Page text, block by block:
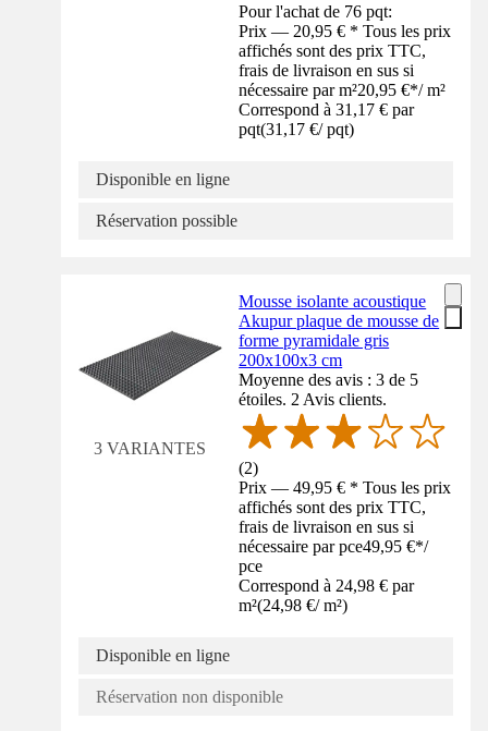
Pour l'achat de 76 pqt:
Prix — 20,95 € * Tous les prix
affichés sont des prix TTC,
frais de livraison en sus si
nécessaire par m²20,95 €*/ m²
Correspond à 31,17 € par
pqt(31,17 €/ pqt)
Disponible en ligne
Réservation possible
3 VARIANTES
Mousse isolante acoustique
Akupur plaque de mousse de
forme pyramidale gris
200x100x3 cm
Moyenne des avis : 3 de 5
étoiles. 2 Avis clients.
(2)
Prix — 49,95 € * Tous les prix
affichés sont des prix TTC,
frais de livraison en sus si
nécessaire par pce49,95 €*/
pce
Correspond à 24,98 € par
m²(24,98 €/ m²)
Disponible en ligne
Réservation non disponible